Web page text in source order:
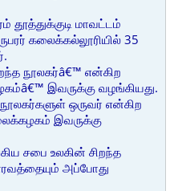
தூத்துக்குடி மாவட்டம்
கலைக்கல்லூரியில் 35
நூலகர்â€™ என்கிற
இவருக்கு வழங்கியது.
ஒருவர் என்கிற
இவருக்கு
சபை உலகின் சிறந்த
அப்போது